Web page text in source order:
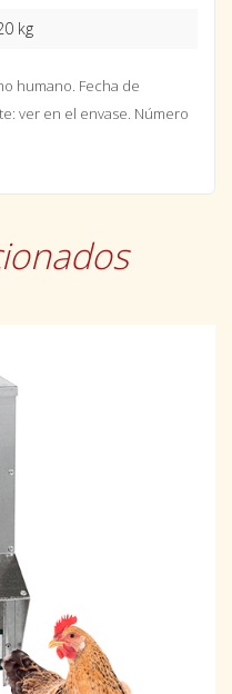
kg
humano. Fecha de
ver en el envase. Número